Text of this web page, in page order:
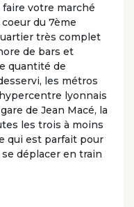
votre marché
du 7ème
très complet
de bars et
quantité de
les métros
lyonnais
de Jean Macé, la
les trois à moins
qui est parfait pour
déplacer en train